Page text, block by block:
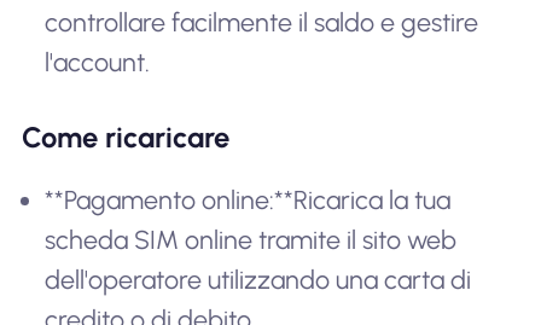
controllare facilmente il saldo e gestire
l'account.
Come ricaricare
**Pagamento online:**Ricarica la tua
scheda SIM online tramite il sito web
dell'operatore utilizzando una carta di